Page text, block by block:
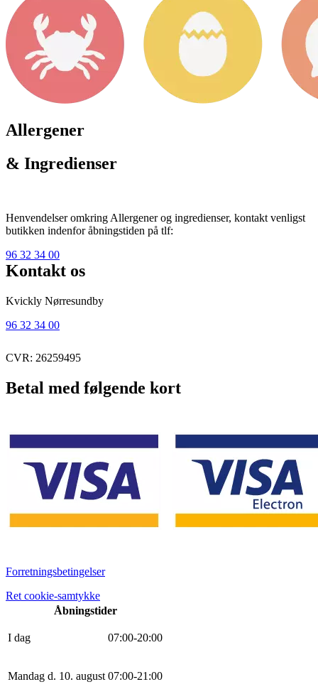
Allergener
& Ingredienser
Henvendelser omkring Allergener og ingredienser, kontakt venligst
butikken indenfor åbningstiden på tlf:
96 32 34 00
Kontakt os
Kvickly Nørresundby
96 32 34 00
CVR: 26259495
Betal med følgende kort
Forretningsbetingelser
Ret cookie-samtykke
Åbningstider
I dag 07:00-20:00
Mandag d. 10. august 07:00-21 :00